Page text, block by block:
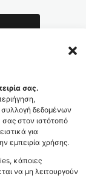
σας.
συλλογή δεδομένων
στον ιστότοπό
για
εμπειρία χρήσης.
κάποιες
να μη λειτουργούν